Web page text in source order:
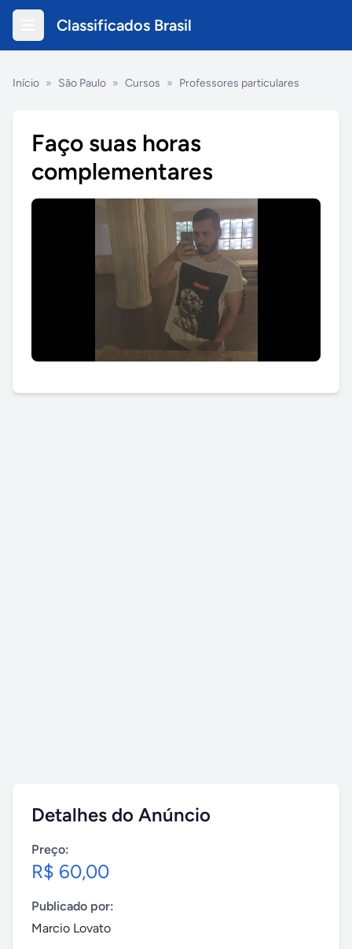
Classificados Brasil
Início » São Paulo » Cursos » Professores particulares
Faço suas horas
complementares
Detalhes do Anúncio
Preço:
R$ 60,00
Publicado por:
Marcio Lovato